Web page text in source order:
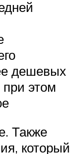
дешевых
этом
Также
который